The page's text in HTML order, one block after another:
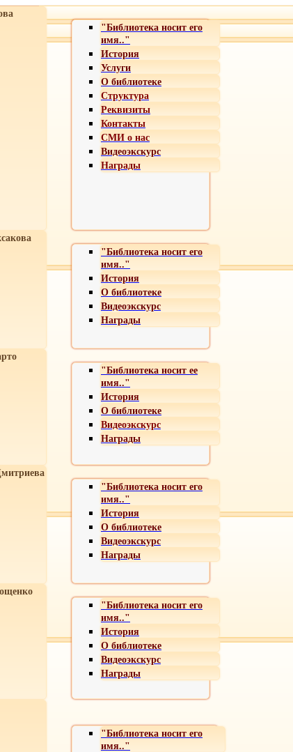
"Библиотека носит его
имя.."
История
Услуги
О библиотеке
Структура
Реквизиты
Контакты
СМИ о нас
Видеоэкскурс
Награды
"Библиотека носит его
имя.."
История
О библиотеке
Видеоэкскурс
Награды
"Библиотека носит ее
имя.."
История
О библиотеке
Видеоэкскурс
Награды
"Библиотека носит его
имя.."
История
О библиотеке
Видеоэкскурс
Награды
"Библиотека носит его
имя.."
История
О библиотеке
Видеоэкскурс
Награды
"Библиотека носит его
имя.."